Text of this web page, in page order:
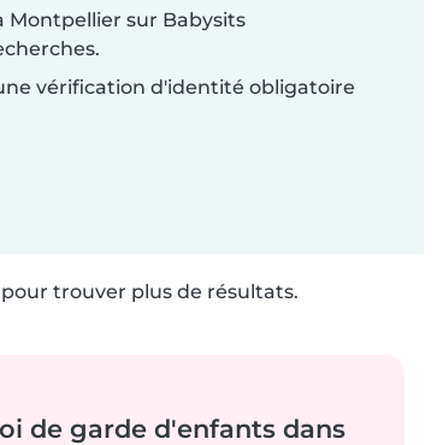
Montpellier sur Babysits
vérification d'identité obligatoire
trouver plus de résultats.
de garde d'enfants dans